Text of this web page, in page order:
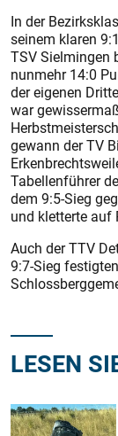
In der
seinem klaren
TSV Sielmingen
nunmehr 14:0
der eigenen
war
gewann der TV
Tabellenführer
dem 9:5-Sieg
und kletterte auf
Auch der TTV
9:7-Sieg
LESEN